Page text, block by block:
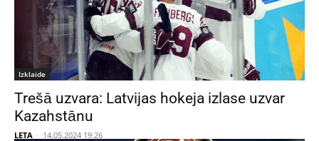
Izklaide
Trešā uzvara: Latvijas hokeja izlase uzvar
Kazahstānu
LETA - 14.05.2024 19:26